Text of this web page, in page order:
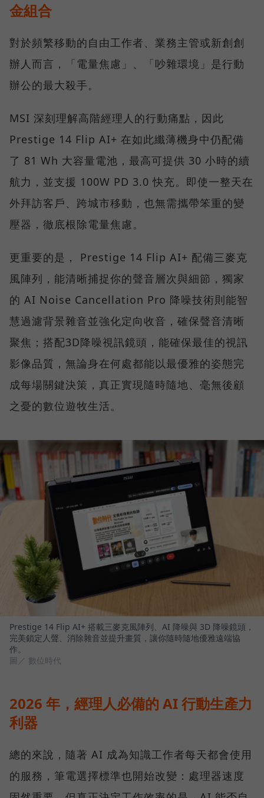
金組合
對於頻繁移動的自由工作者、業務主管或新創創
辦人而言，「電量焦慮」、「吵雜環境」是行動
辦公的最大殺手。
MSI 深刻理解高階經理人的行動痛點，因此
Prestige 14 Flip AI+ 在如此纖薄機身中仍配備
了 81 Wh 大容量電池，最高可提供 30 小時的續
航力，並支援 100W PD 3.0 快充。即使一整天在
外拜訪客戶、跨城市移動，也無需攜帶笨重的變
壓器，徹底根除電量焦慮。
更重要的是， Prestige 14 Flip AI+ 配備三麥克
風陣列，能清晰捕捉你的聲音層次與細節，獨家
的 AI Noise Cancellation Pro 降噪技術則能智
慧過濾背景雜音並強化定向收音，確保聲音清晰
聚焦；搭配3D降噪視訊鏡頭，能確保最佳的視訊
影像品質，無論身在何處都能以最優雅的姿態完
成每場關鍵決策，真正實現隨時隨地、毫無後顧
之憂的數位遊牧生活。
Prestige 14 Flip AI+ 搭載三麥克風陣列、AI 降噪與 3D 降噪鏡頭，
完美鎖定人聲、消除雜音並提升畫質，讓你隨時隨地優雅遠端協
作。
圖／ 數位時代
2026 年，經理人必備的 AI 行動生產力
利器
總的來說，隨著 AI 成為知識工作者每天都會使用
的服務，筆電選擇標準也開始改變：處理器速度